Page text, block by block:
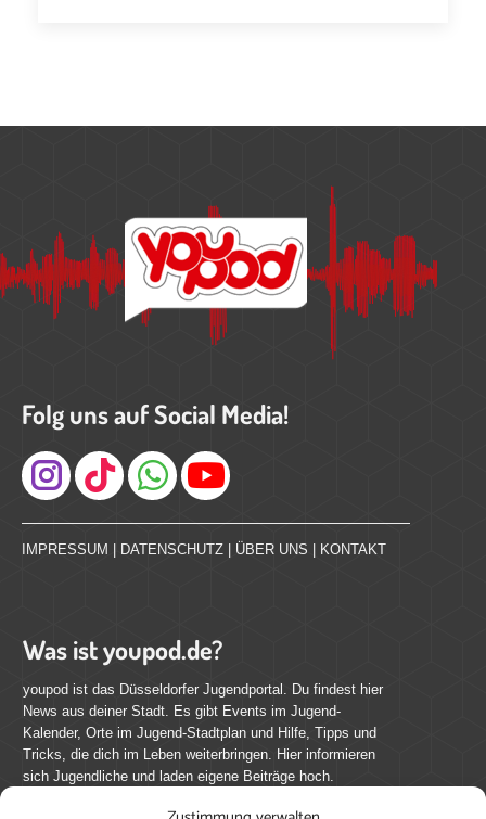
Folg uns auf Social Media!
Instagram
IMPRESSUM | DATENSCHUTZ | ÜBER UNS | KONTAKT
Was ist youpod.de?
youpod ist das Düsseldorfer Jugendportal. Du findest hier
News aus deiner Stadt. Es gibt Events im Jugend-
Kalender, Orte im Jugend-Stadtplan und Hilfe, Tipps und
Tricks, die dich im Leben weiterbringen. Hier informieren
sich Jugendliche und laden eigene Beiträge hoch.